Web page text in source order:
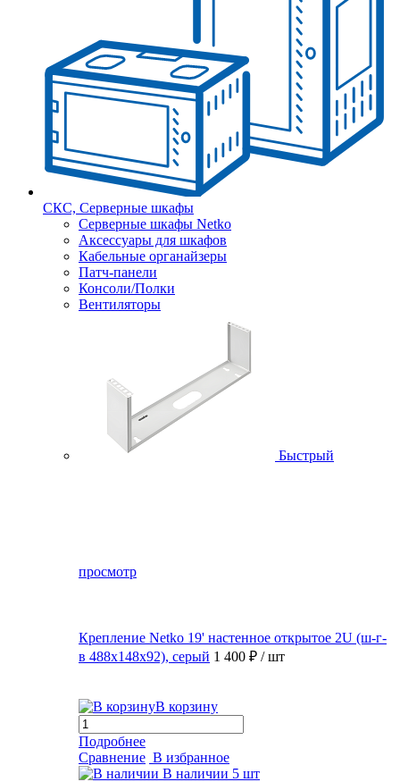
СКС, Серверные шкафы
Серверные шкафы Netko
Аксессуары для шкафов
Кабельные органайзеры
Патч-панели
Консоли/Полки
Вентиляторы
Быстрый
просмотр
Крепление Netko 19' настенное открытое 2U (ш-г-
в 488х148х92), серый 1 400 ₽ / шт
В корзину
Подробнее
Сравнение В избранное
В наличии 5 шт